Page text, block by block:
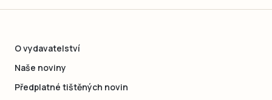
O vydavatelství
Naše noviny
Předplatné tištěných novin